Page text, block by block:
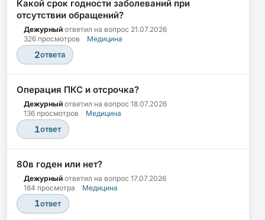
Какой срок годности заболеваний при
отсутствии обращений?
Дежурный ответил на вопрос 21.07.2026
326 просмотров
Медицина
2ответа
Операция ПКС и отсрочка?
Дежурный ответил на вопрос 18.07.2026
136 просмотров
Медицина
1ответ
80в годен или нет?
Дежурный ответил на вопрос 17.07.2026
184 просмотра
Медицина
1ответ